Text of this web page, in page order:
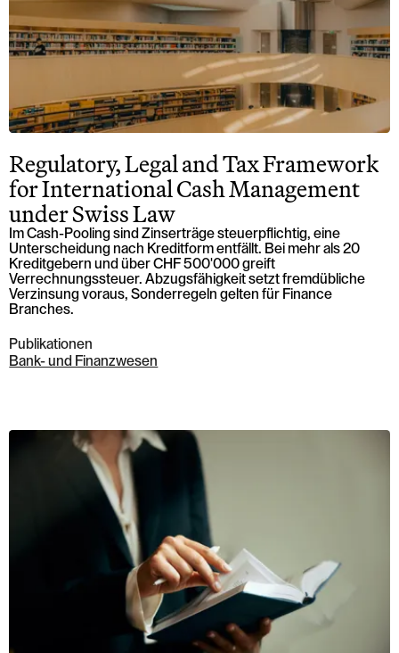
Regulatory, Legal and Tax Framework
for International Cash Management
under Swiss Law
Im Cash-Pooling sind Zinserträge steuerpflichtig, eine
Unterscheidung nach Kreditform entfällt. Bei mehr als 20
Kreditgebern und über CHF 500'000 greift
Verrechnungssteuer. Abzugsfähigkeit setzt fremdübliche
Verzinsung voraus, Sonderregeln gelten für Finance
Branches.
Publikationen
Bank- und Finanzwesen